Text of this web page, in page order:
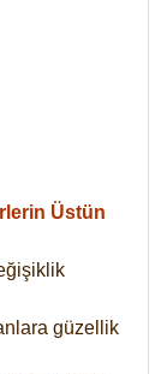
Üstün
güzellik